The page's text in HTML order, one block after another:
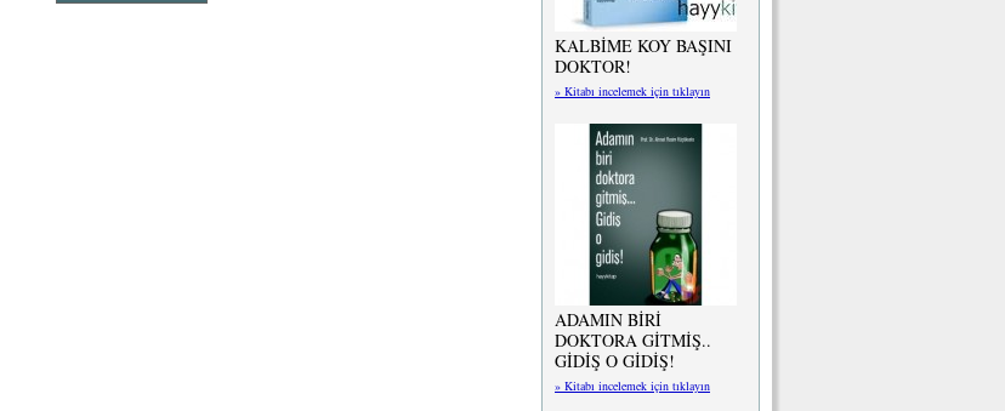
KALBİME KOY BAŞINI
DOKTOR!
» Kitabı incelemek için tıklayın
ADAMIN BİRİ
DOKTORA GİTMİŞ..
GİDİŞ O GİDİŞ!
» Kitabı incelemek için tıklayın